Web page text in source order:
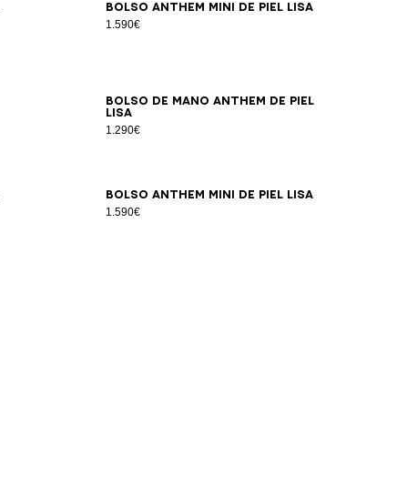
Bolso ANTHEM Mini de piel lisa
1.590€
Bolso de mano Anthem de piel
lisa
1.290€
Bolso Anthem Mini de piel lisa
1.590€